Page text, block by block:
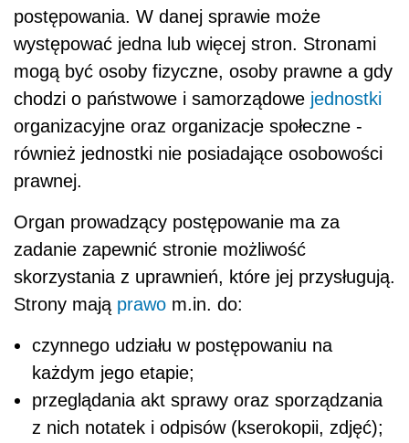
postępowania. W danej sprawie może
występować jedna lub więcej stron. Stronami
mogą być osoby fizyczne, osoby prawne a gdy
chodzi o państwowe i samorządowe jednostki
organizacyjne oraz organizacje społeczne -
również jednostki nie posiadające osobowości
prawnej.
Organ prowadzący postępowanie ma za
zadanie zapewnić stronie możliwość
skorzystania z uprawnień, które jej przysługują.
Strony mają prawo m.in. do:
czynnego udziału w postępowaniu na
każdym jego etapie;
przeglądania akt sprawy oraz sporządzania
z nich notatek i odpisów (kserokopii, zdjęć);